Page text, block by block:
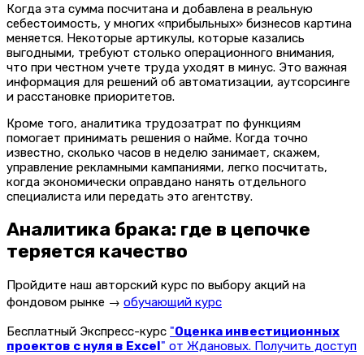
Когда эта сумма посчитана и добавлена в реальную
себестоимость, у многих «прибыльных» бизнесов картина
меняется. Некоторые артикулы, которые казались
выгодными, требуют столько операционного внимания,
что при честном учете труда уходят в минус. Это важная
информация для решений об автоматизации, аутсорсинге
и расстановке приоритетов.
Кроме того, аналитика трудозатрат по функциям
помогает принимать решения о найме. Когда точно
известно, сколько часов в неделю занимает, скажем,
управление рекламными кампаниями, легко посчитать,
когда экономически оправдано нанять отдельного
специалиста или передать это агентству.
Аналитика брака: где в цепочке
теряется качество
Пройдите наш авторский курс по выбору акций на
фондовом рынке → обучающий курс
Бесплатный Экспресс-курс "Оценка инвестиционных
проектов с нуля в Excel" от Ждановых. Получить доступ